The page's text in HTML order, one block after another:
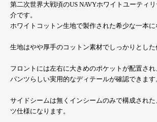
第二次世界大戦頃のUS NAVYホワイトユーティ
介です。
ホワイトコットン生地で製作された希少な一本に
生地はやや厚手のコットン素材でしっかりとした
フロントには左右に大きめのポケットが配置さ
パンツらしい実用的なディテールが確認できます
サイドシームは無くインシームのみで構成され
ツ仕様になります。